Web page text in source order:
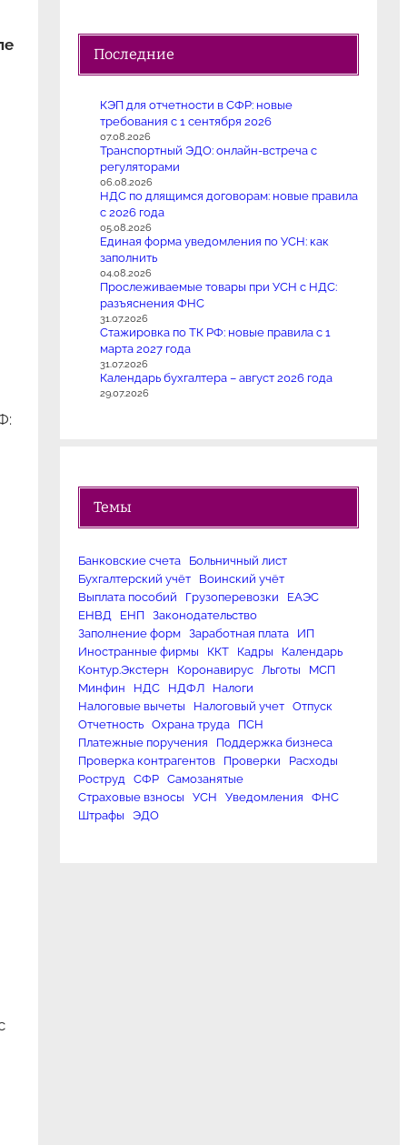
Последние
КЭП для отчетности в СФР: новые
требования с 1 сентября 2026
07.08.2026
Транспортный ЭДО: онлайн-встреча с
регуляторами
06.08.2026
НДС по длящимся договорам: новые правила
с 2026 года
05.08.2026
Единая форма уведомления по УСН: как
заполнить
04.08.2026
Прослеживаемые товары при УСН с НДС:
разъяснения ФНС
31.07.2026
Стажировка по ТК РФ: новые правила с 1
марта 2027 года
31.07.2026
Календарь бухгалтера – август 2026 года
29.07.2026
Темы
Банковские счета
Больничный лист
Бухгалтерский учёт
Воинский учёт
Выплата пособий
Грузоперевозки
ЕАЭС
ЕНВД
ЕНП
Законодательство
Заполнение форм
Заработная плата
ИП
Иностранные фирмы
ККТ Кадры
Календарь
Контур.Экстерн
Коронавирус Льготы
МСП
Минфин
НДС НДФЛ
Налоги
Налоговые вычеты
Налоговый учет
Отпуск
Отчетность
Охрана труда
ПСН
Платежные поручения
Поддержка бизнеса
Проверка контрагентов
Проверки
Расходы
Роструд
СФР
Самозанятые
Страховые взносы
УСН Уведомления
ФНС
Штрафы
ЭДО